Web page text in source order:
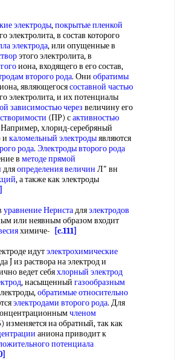
электроды,покрытые пленкой
электролита, в состав которого
электрода, или опущенные в
этого электролита, в
иона, входящего в его состав,
второго рода. Они обратимы
являющегосясоставной частью
электролита, и их потенциалы
зависимостью через величину его
(ПР) сактивностью
хлорид-серебряный
и каломельный электродыявляются
рода. Электроды второго рода
в методе прямой
дляопределения величин Л" вн
, а также как электроды
уравнение Нернстадляэлектродов
или неявным образом входит
химиче-
[c.111]
идутэлектрохимические
J из раствора на электрод и
ведет себяхлорный электрод
, насыщенный газообразным
обратимые относительно
электродами второго рода. Для
членом
изменяется на обратный, так как
аниона приводит к
потенциала